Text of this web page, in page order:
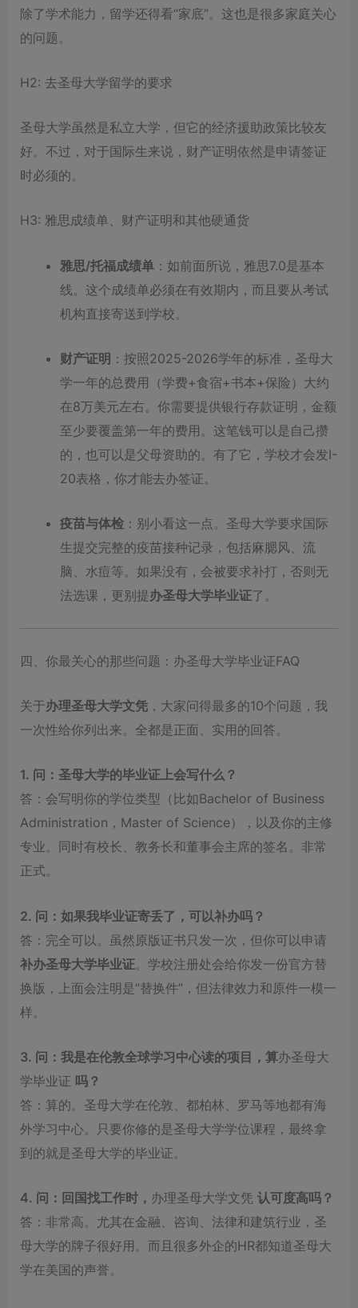
除了学术能力，留学还得看“家底”。这也是很多家庭关心
的问题。
H2: 去圣母大学留学的要求
圣母大学虽然是私立大学，但它的经济援助政策比较友
好。不过，对于国际生来说，财产证明依然是申请签证
时必须的。
H3: 雅思成绩单、财产证明和其他硬通货
雅思/托福成绩单：如前面所说，雅思7.0是基本
线。这个成绩单必须在有效期内，而且要从考试
机构直接寄送到学校。
财产证明 ：按照2025-2026学年的标准，圣母大
学一年的总费用（学费+食宿+书本+保险）大约
在8万美元左右。你需要提供银行存款证明，金额
至少要覆盖第一年的费用。这笔钱可以是自己攒
的，也可以是父母资助的。有了它，学校才会发I-
20表格，你才能去办签证。
疫苗与体检：别小看这一点。圣母大学要求国际
生提交完整的疫苗接种记录，包括麻腮风、流
脑、水痘等。如果没有，会被要求补打，否则无
法选课，更别提办圣母大学毕业证了。
四、你最关心的那些问题：办圣母大学毕业证FAQ
关于办理圣母大学文凭 ，大家问得最多的10个问题，我
一次性给你列出来。全都是正面、实用的回答。
1. 问：圣母大学的毕业证上会写什么？
答：会写明你的学位类型（比如Bachelor of Business
Administration，Master of Science），以及你的主修
专业。同时有校长、教务长和董事会主席的签名。非常
正式。
2. 问：如果我毕业证寄丢了，可以补办吗？
答：完全可以。虽然原版证书只发一次，但你可以申请
补办圣母大学毕业证。学校注册处会给你发一份官方替
换版，上面会注明是“替换件”，但法律效力和原件一模一
样。
3. 问：我是在伦敦全球学习中心读的项目，算办圣母大
学毕业证 吗？
答：算的。圣母大学在伦敦、都柏林、罗马等地都有海
外学习中心。只要你修的是圣母大学学位课程，最终拿
到的就是圣母大学的毕业证。
4. 问：回国找工作时， 办理圣母大学文凭认可度高吗？
答：非常高。尤其在金融、咨询、法律和建筑行业，圣
母大学的牌子很好用。而且很多外企的HR都知道圣母大
学在美国的声誉。